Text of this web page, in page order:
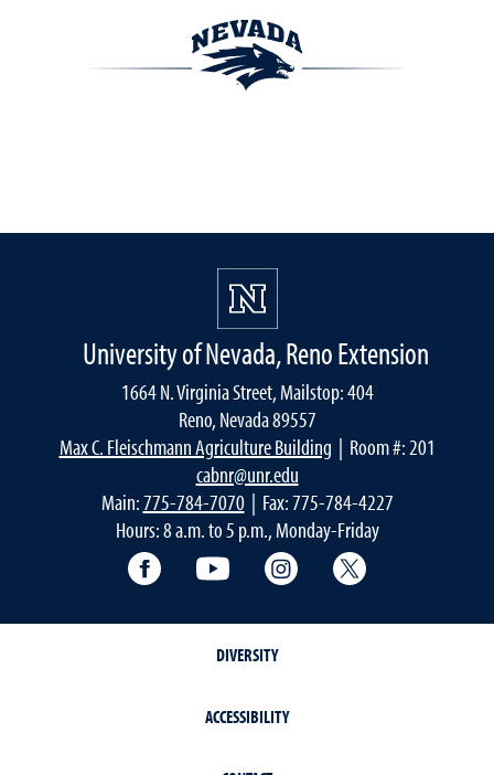
University of Nevada, Reno Extension
1664 N. Virginia Street, Mailstop: 404
Reno, Nevada 89557
Max C. Fleischmann Agriculture Building | Room #: 201
cabnr@unr.edu
Main:775-784-7070| Fax: 775-784-4227
Hours: 8 a.m. to 5 p.m., Monday-Friday
Facebook YouTube Instagram
DIVERSITY
ACCESSIBILITY